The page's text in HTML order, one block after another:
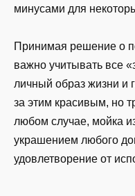
минусами для
Принимая решение о
важно учитывать все
личный образ жизни и
за этим красивым, но
любом случае, мойка
украшением любого
удовлетворение от